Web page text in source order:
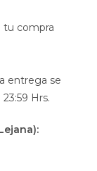
tu compra
entrega se
Hrs.